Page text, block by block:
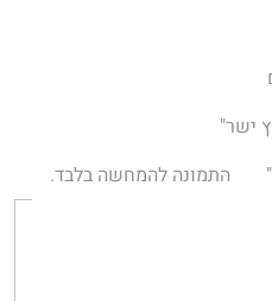
ישר"
התמונה להמחשה בלבד.